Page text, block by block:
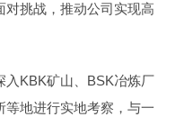
挑战，推动公司实现高
入KBK矿山、BSK冶炼厂
地进行实地考察，与一